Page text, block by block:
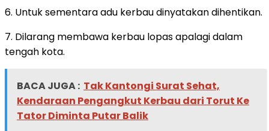
6. Untuk sementara adu kerbau dinyatakan dihentikan.
7. Dilarang membawa kerbau lopas apalagi dalam
tengah kota.
BACA JUGA : Tak Kantongi Surat Sehat,
Kendaraan Pengangkut Kerbau dari Torut Ke
Tator Diminta Putar Balik